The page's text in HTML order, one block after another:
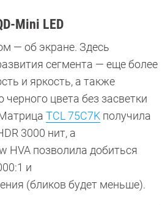
Mini LED
— об экране. Здесь
сегмента — еще более
и яркость, а также
черного цвета без засветки
TCL 75C7K получила
3000 нит, а
HVA позволила добиться
и
(бликов будет меньше).